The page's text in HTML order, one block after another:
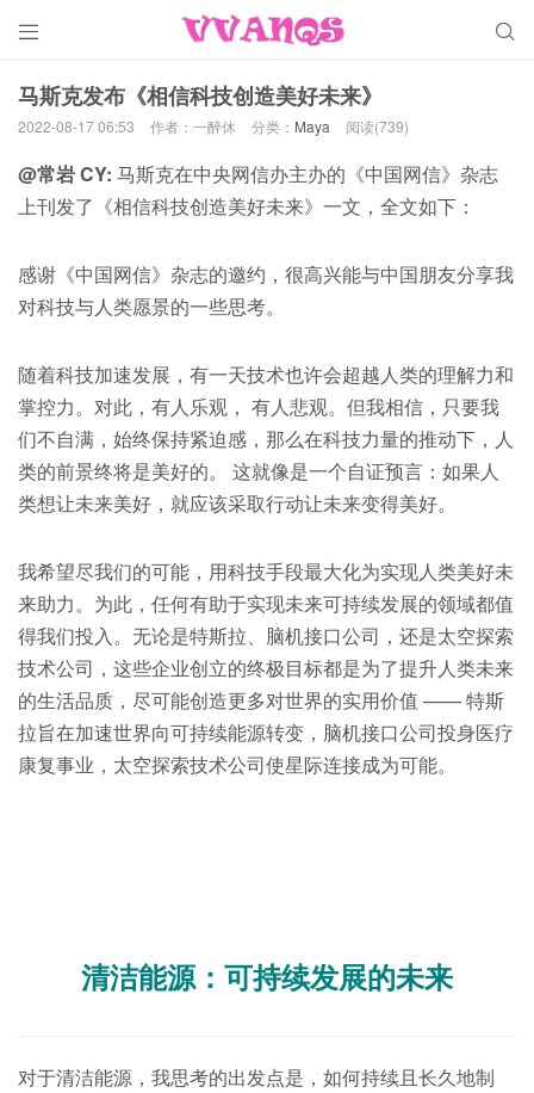
 
马斯克发布《相信科技创造美好未来》
2022-08-17 06:53 作者：一醉休 分类： Maya 阅读(739)
@常岩 CY: 马斯克在中央网信办主办的《中国网信》杂志
上刊发了《相信科技创造美好未来》一文，全文如下：
感谢《中国网信》杂志的邀约，很高兴能与中国朋友分享我
对科技与人类愿景的一些思考。
随着科技加速发展，有一天技术也许会超越人类的理解力和
掌控力。对此，有人乐观， 有人悲观。但我相信，只要我
们不自满，始终保持紧迫感，那么在科技力量的推动下，人
类的前景终将是美好的。 这就像是一个自证预言：如果人
类想让未来美好，就应该采取行动让未来变得美好。
我希望尽我们的可能，用科技手段最大化为实现人类美好未
来助力。为此，任何有助于实现未来可持续发展的领域都值
得我们投入。无论是特斯拉、脑机接口公司，还是太空探索
技术公司，这些企业创立的终极目标都是为了提升人类未来
的生活品质，尽可能创造更多对世界的实用价值 —— 特斯
拉旨在加速世界向可持续能源转变，脑机接口公司投身医疗
康复事业，太空探索技术公司使星际连接成为可能。
清洁能源：可持续发展的未来
对于清洁能源，我思考的出发点是，如何持续且长久地制